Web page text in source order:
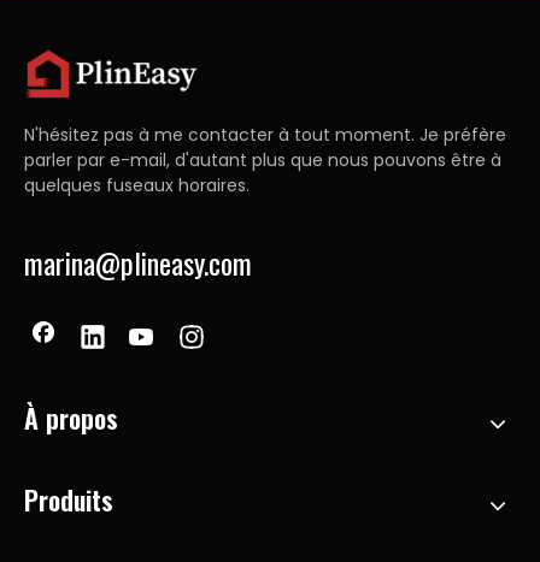
N'hésitez pas à me contacter à tout moment. Je préfère
parler par e-mail, d'autant plus que nous pouvons être à
quelques fuseaux horaires.
marina@plineasy.com
À propos
Produits